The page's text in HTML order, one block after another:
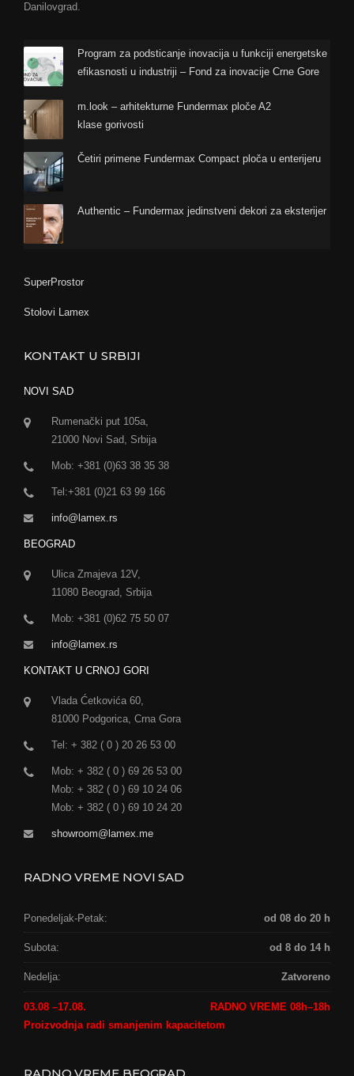
Danilovgrad.
Program za podsticanje inovacija u funkciji energetske
efikasnosti u industriji – Fond za inovacije Crne Gore
m.look – arhitekturne Fundermax ploče A2
klase gorivosti
Četiri primene Fundermax Compact ploča u enterijeru
Authentic – Fundermax jedinstveni dekori za eksterijer
SuperProstor
Stolovi Lamex
KONTAKT U SRBIJI
NOVI SAD
Rumenački put 105a,
21000 Novi Sad, Srbija
Mob: +381 (0)63 38 35 38
Tel:+381 (0)21 63 99 166
info@lamex.rs
BEOGRAD
Ulica Zmajeva 12V,
11080 Beograd, Srbija
Mob: +381 (0)62 75 50 07
info@lamex.rs
KONTAKT U CRNOJ GORI
Vlada Ćetkovića 60,
81000 Podgorica, Crna Gora
Tel: + 382 ( 0 ) 20 26 53 00
Mob: + 382 ( 0 ) 69 26 53 00
Mob: + 382 ( 0 ) 69 10 24 06
Mob: + 382 ( 0 ) 69 10 24 20
showroom@lamex.me
RADNO VREME NOVI SAD
Ponedeljak-Petak: od 08 do 20 h
Subota: od 8 do 14 h
Nedelja: Zatvoreno
03.08 –17.08.
RADNO VREME 08h–18h
Proizvodnja radi smanjenim kapacitetom